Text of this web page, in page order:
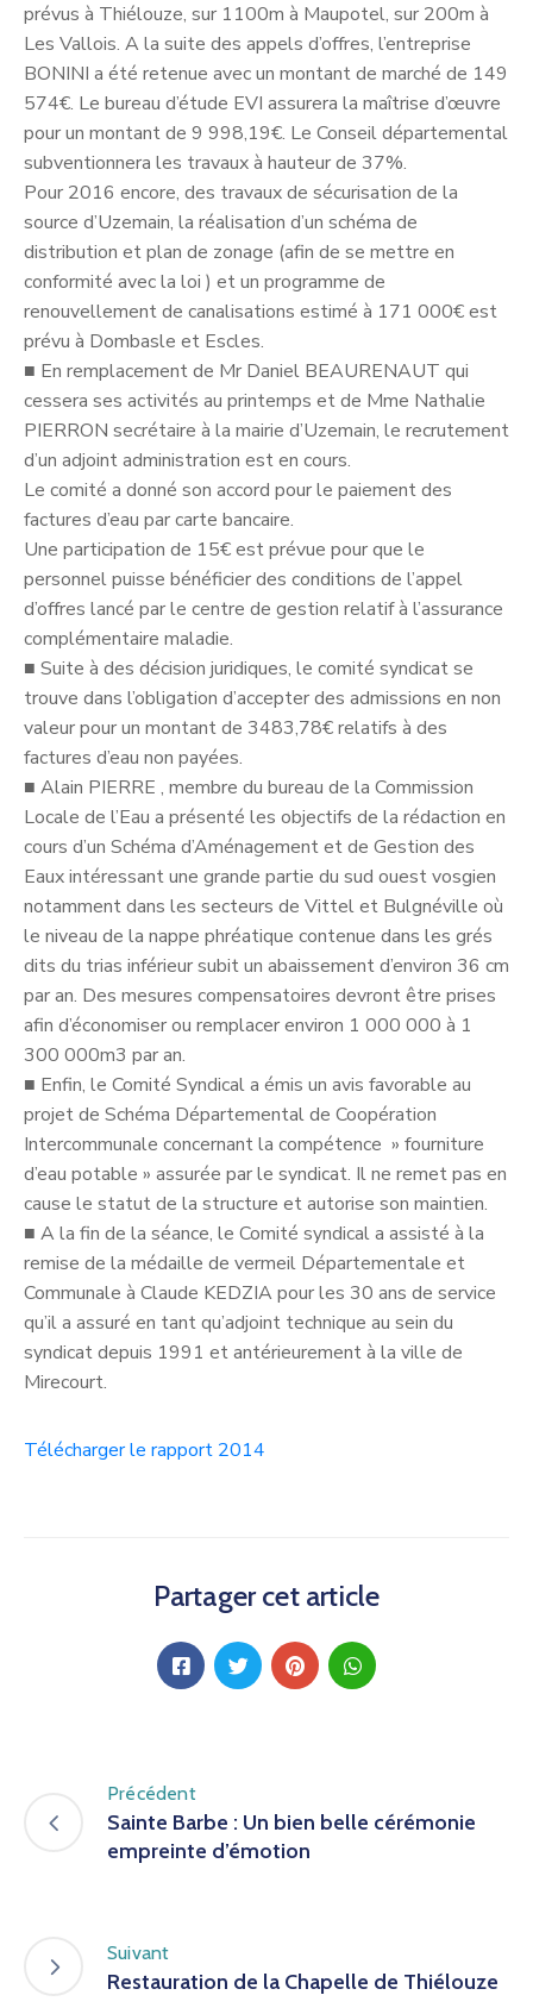
prévus à Thiélouze, sur 1100m à Maupotel, sur 200m à
Les Vallois. A la suite des appels d’offres, l’entreprise
BONINI a été retenue avec un montant de marché de 149
574€. Le bureau d’étude EVI assurera la maîtrise d’œuvre
pour un montant de 9 998,19€. Le Conseil départemental
subventionnera les travaux à hauteur de 37%.
Pour 2016 encore, des travaux de sécurisation de la
source d’Uzemain, la réalisation d’un schéma de
distribution et plan de zonage (afin de se mettre en
conformité avec la loi ) et un programme de
renouvellement de canalisations estimé à 171 000€ est
prévu à Dombasle et Escles.
■ En remplacement de Mr Daniel BEAURENAUT qui
cessera ses activités au printemps et de Mme Nathalie
PIERRON secrétaire à la mairie d’Uzemain, le recrutement
d’un adjoint administration est en cours.
Le comité a donné son accord pour le paiement des
factures d’eau par carte bancaire.
Une participation de 15€ est prévue pour que le
personnel puisse bénéficier des conditions de l’appel
d’offres lancé par le centre de gestion relatif à l’assurance
complémentaire maladie.
■ Suite à des décision juridiques, le comité syndicat se
trouve dans l’obligation d’accepter des admissions en non
valeur pour un montant de 3483,78€ relatifs à des
factures d’eau non payées.
■ Alain PIERRE , membre du bureau de la Commission
Locale de l’Eau a présenté les objectifs de la rédaction en
cours d’un Schéma d’Aménagement et de Gestion des
Eaux intéressant une grande partie du sud ouest vosgien
notamment dans les secteurs de Vittel et Bulgnéville où
le niveau de la nappe phréatique contenue dans les grés
dits du trias inférieur subit un abaissement d’environ 36 cm
par an. Des mesures compensatoires devront être prises
afin d’économiser ou remplacer environ 1 000 000 à 1
300 000m3 par an.
■ Enfin, le Comité Syndical a émis un avis favorable au
projet de Schéma Départemental de Coopération
Intercommunale concernant la compétence » fourniture
d’eau potable » assurée par le syndicat. Il ne remet pas en
cause le statut de la structure et autorise son maintien.
■ A la fin de la séance, le Comité syndical a assisté à la
remise de la médaille de vermeil Départementale et
Communale à Claude KEDZIA pour les 30 ans de service
qu’il a assuré en tant qu’adjoint technique au sein du
syndicat depuis 1991 et antérieurement à la ville de
Mirecourt.
Télécharger le rapport 2014
Partager cet article
Précédent
Sainte Barbe : Un bien belle cérémonie
empreinte d’émotion
Suivant
Restauration de la Chapelle de Thiélouze